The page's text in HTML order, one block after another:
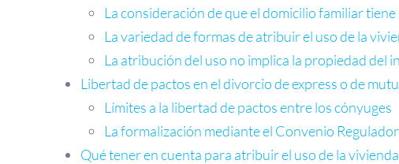
La consideración de que el domicilio familiar
La variedad de formas de atribuir el uso de la
La atribución del uso no implica la propiedad del
Libertad de pactos en el divorcio de express o de
Límites a la libertad de pactos entre los cónyuges
La formalización mediante el Convenio
Qué tener en cuenta para atribuir el uso de la vivienda